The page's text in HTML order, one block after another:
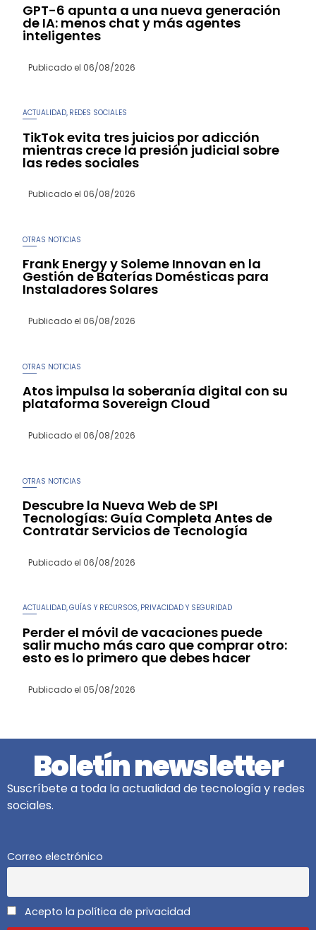
GPT-6 apunta a una nueva generación
de IA: menos chat y más agentes
inteligentes
Publicado el 06/08/2026
ACTUALIDAD, REDES SOCIALES
TikTok evita tres juicios por adicción
mientras crece la presión judicial sobre
las redes sociales
Publicado el 06/08/2026
OTRAS NOTICIAS
Frank Energy y Soleme Innovan en la
Gestión de Baterías Domésticas para
Instaladores Solares
Publicado el 06/08/2026
OTRAS NOTICIAS
Atos impulsa la soberanía digital con su
plataforma Sovereign Cloud
Publicado el 06/08/2026
OTRAS NOTICIAS
Descubre la Nueva Web de SPI
Tecnologías: Guía Completa Antes de
Contratar Servicios de Tecnología
Publicado el 06/08/2026
ACTUALIDAD,GUÍAS Y RECURSOS, PRIVACIDAD Y SEGURIDAD
Perder el móvil de vacaciones puede
salir mucho más caro que comprar otro:
esto es lo primero que debes hacer
Publicado el 05/08/2026
Boletín newsletter
Suscríbete a toda la actualidad de tecnología y redes
sociales.
Correo electrónico
Acepto la política de privacidad